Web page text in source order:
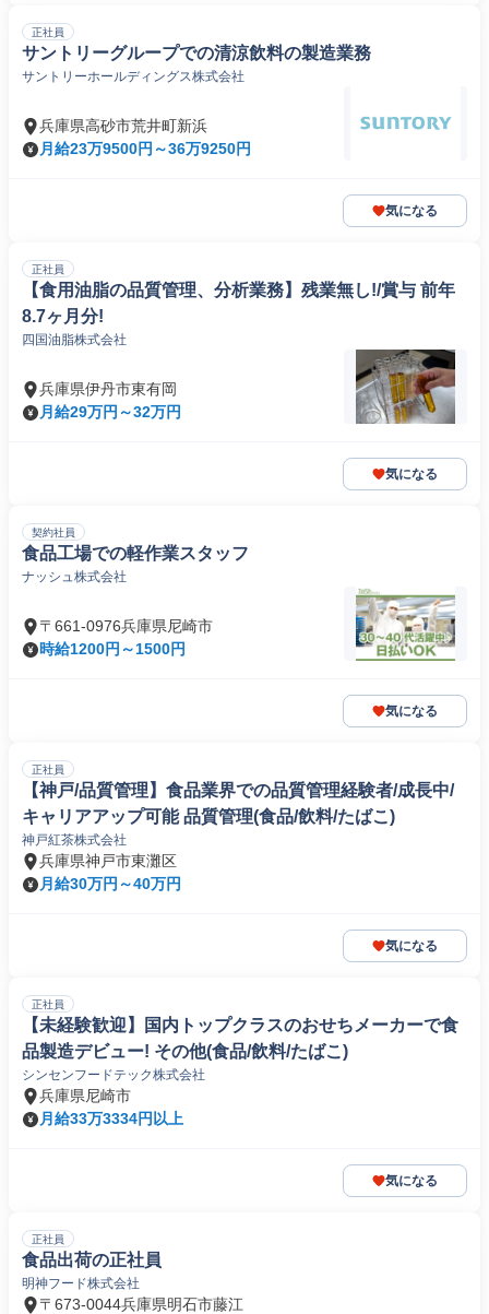
正社員
サントリーグループでの清涼飲料の製造業務
サントリーホールディングス株式会社
兵庫県高砂市荒井町新浜
月給23万9500円～36万9250円
気になる
正社員
【食用油脂の品質管理、分析業務】残業無し!/賞与 前年
8.7ヶ月分!
四国油脂株式会社
兵庫県伊丹市東有岡
月給29万円～32万円
気になる
契約社員
食品工場での軽作業スタッフ
ナッシュ株式会社
〒661-0976兵庫県尼崎市
時給1200円～1500円
気になる
正社員
【神戸/品質管理】食品業界での品質管理経験者/成長中/
キャリアアップ可能 品質管理(食品/飲料/たばこ)
神戸紅茶株式会社
兵庫県神戸市東灘区
月給30万円～40万円
気になる
正社員
【未経験歓迎】国内トップクラスのおせちメーカーで食
品製造デビュー! その他(食品/飲料/たばこ)
シンセンフードテック株式会社
兵庫県尼崎市
月給33万3334円以上
気になる
正社員
食品出荷の正社員
明神フード株式会社
〒673-0044兵庫県明石市藤江